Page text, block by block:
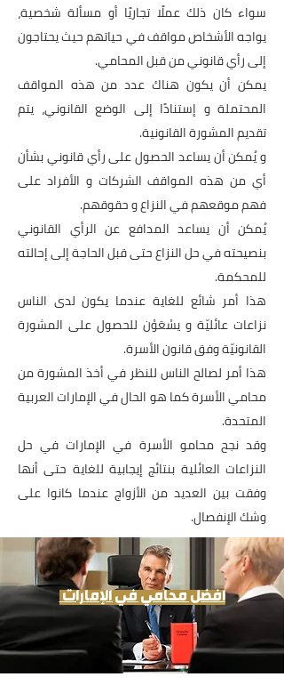
سواء كان ذلك عملًا تجاريًا أو مسألة شخصية،
يواجه الأشخاص مواقف في حياتهم حيث يحتاجون
إلى رأي قانوني من قبل المحامي.
يمكن أن يكون هناك عدد من هذه المواقف
المحتملة و إستنادًا إلى الوضع القانوني، يتم
تقديم المشورة القانونية.
و يُمكن أن يساعد الحصول على رأي قانوني بشأن
أي من هذه المواقف الشركات و الأفراد على
فهم موقعهم في النزاع و حقوقهم.
يُمكن أن يساعد المدافع عن الرأي القانوني
بنصيحته في حل النزاع حتى قبل الحاجة إلى إحالته
للمحكمة.
هذا أمر شائع للغاية عندما يكون لدى الناس
نزاعات عائليّة و يسْعَوْن للحصول على المشورة
القانونيّة وفق قانون الأسرة.
هذا أمر لصالح الناس للنظر في أخذ المشورة من
محامي الأسرة كما هو الحال في الإمارات العربية
المتحدة.
وقد نجح محامو الأسرة في الإمارات في حل
النزاعات العائلية بنتائج إيجابية للغاية حتى أنها
وفقت بين العديد من الأزواج عندما كانوا على
وشك الإنفصال.
افضل محامي في الإمارات